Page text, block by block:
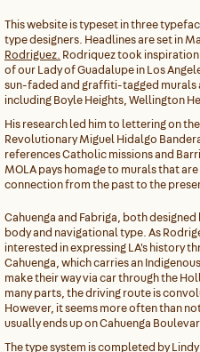
This website is typeset in three
type designers. Headlines are set in
Rodriguez. Rodriquez took
of our Lady of Guadalupe in Los
sun-faded and graffiti-tagged murals
including Boyle Heights, Wellington
His research led him to lettering on
Revolutionary Miguel Hidalgo
references Catholic missions and
MOLA pays homage to murals that
connection from the past to the
Cahuenga and Fabriga, both designed
body and navigational type. As
interested in expressing LA's history
Cahuenga, which carries an
make their way via car through the
many parts, the driving route is
However, it seems more often than
usually ends up on Cahuenga
The type system is completed by